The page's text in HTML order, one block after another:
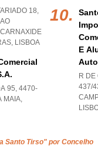
18,
, LISBOA
95, 4470-
MAIA,
E
R DE
437/
Santo Tirso" por Concelho